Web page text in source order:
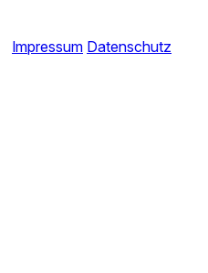
Impressum Datenschutz